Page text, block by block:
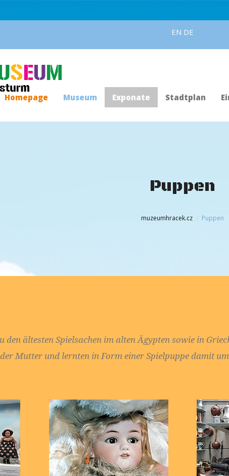
EN DE
Homepage Museum Exponate Stadtplan
Puppen
muzeumhracek.cz Puppen
den ältesten Spielsachen im alten Ägypten sowie in
Mutter und lernten in Form einer Spielpuppe damit